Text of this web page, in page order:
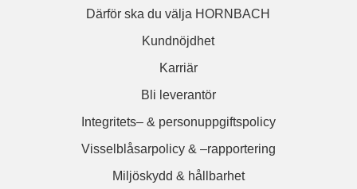
Därför ska du välja HORNBACH
Kundnöjdhet
Karriär
Bli leverantör
Integritets– & personuppgiftspolicy
Visselblåsarpolicy & –rapportering
Miljöskydd & hållbarhet